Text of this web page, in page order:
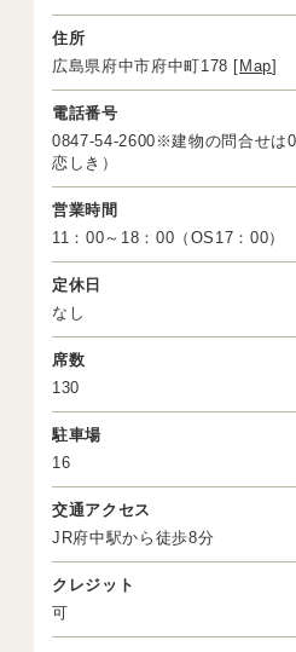
住所
広島県府中市府中町178 [ Map]
電話番号
0847-54-2600※建物の問合せは
恋しき）
営業時間
11：00～18：00（OS17：00）
定休日
なし
席数
130
駐車場
16
交通アクセス
JR府中駅から徒歩8分
クレジット
可